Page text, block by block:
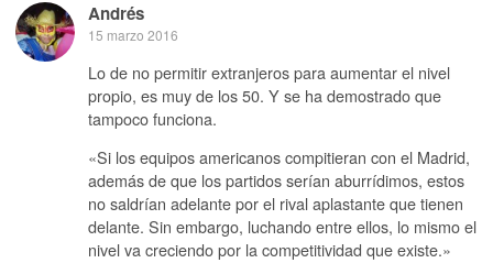
Andrés
15 marzo 2016
Lo de no permitir extranjeros para aumentar el nivel
propio, es muy de los 50. Y se ha demostrado que
tampoco funciona.
«Si los equipos americanos compitieran con el Madrid,
además de que los partidos serían aburrídimos, estos
no saldrían adelante por el rival aplastante que tienen
delante. Sin embargo, luchando entre ellos, lo mismo el
nivel va creciendo por la competitividad que existe.»